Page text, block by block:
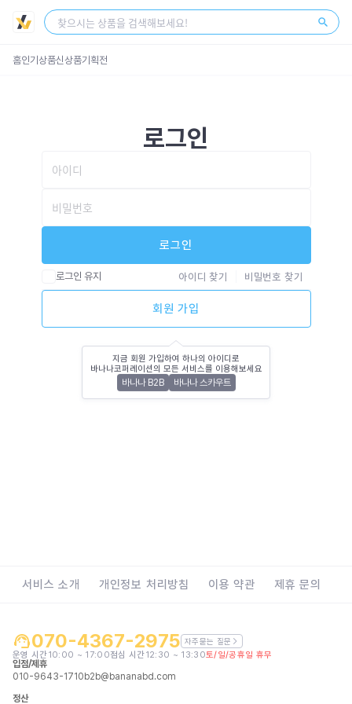
홈인기상품신상품기획전
로그인
로그인
로그인 유지 아이디 찾기 비밀번호 찾기
회원 가입
지금 회원 가입하여 하나의 아이디로
바나나코퍼레이션의 모든 서비스를 이용해보세요
바나나 B2B 바나나 스카우트
서비스 소개 개인정보 처리방침 이용 약관 제휴 문의
070-4367-2975 자주묻는 질문
운영 시간10:00 ~ 17:00점심 시간12:30 ~ 13:30토/일/공휴일 휴무
입점/제휴
010-9643-1710 b2b@bananabd.com
정산